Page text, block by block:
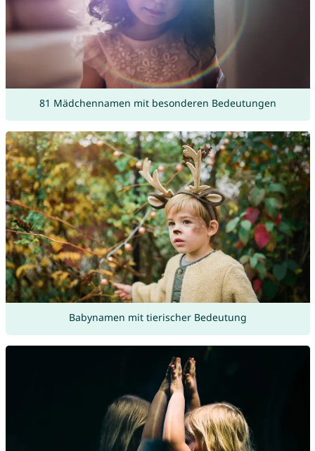
81 Mädchennamen mit besonderen Bedeutungen
Babynamen mit tierischer Bedeutung